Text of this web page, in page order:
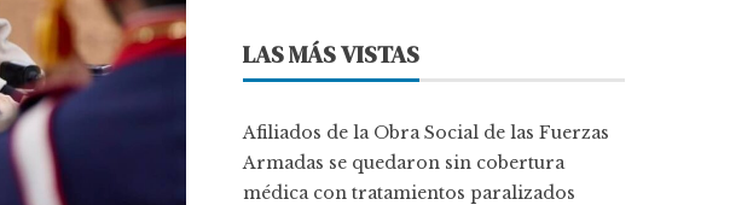
LAS MÁS VISTAS
Afiliados de la Obra Social de las Fuerzas
Armadas se quedaron sin cobertura
médica con tratamientos paralizados